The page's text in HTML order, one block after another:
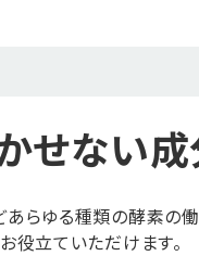
せない
らゆる種類の酵素の
役立ていただけます。
最大30%OFFの商品も。
各商品ページを
ご覧ください。